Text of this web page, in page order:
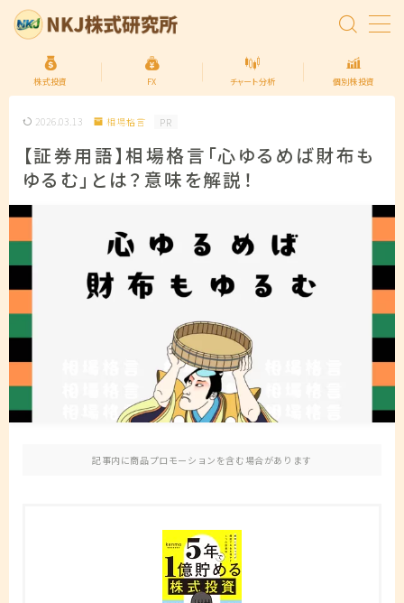
MENU
トップページ
株式投資の始め方
個別株投資
プライバシーポリシー
株式投資 FX チャート分析 個別株投資
2026.03.13 相場格言 PR
【証券用語】相場格言「心ゆるめば財布も
ゆるむ」とは？意味を解説！
記事内に商品プロモーションを含む場合があります